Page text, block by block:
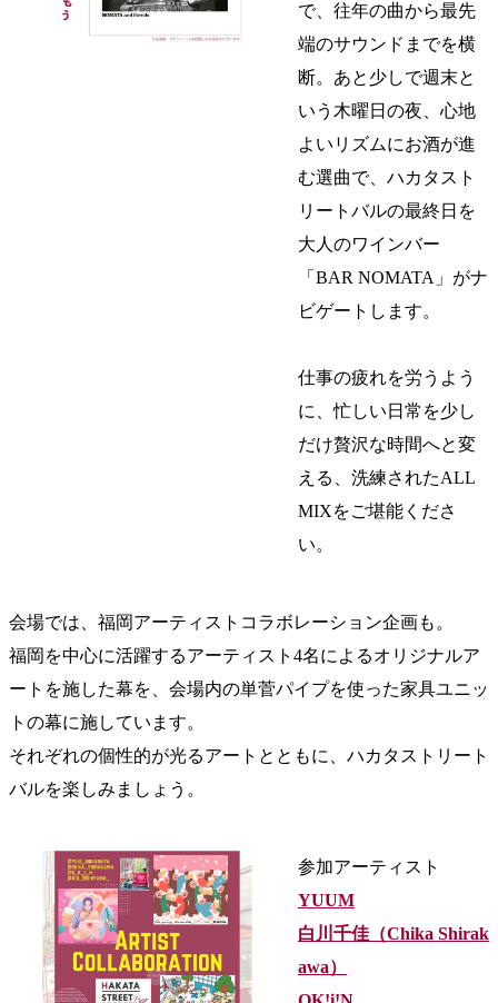
で、往年の曲から最先
端のサウンドまでを横
断。あと少しで週末と
いう木曜日の夜、心地
よいリズムにお酒が進
む選曲で、ハカタスト
リートバルの最終日を
大人のワインバー
「BAR NOMATA」がナ
ビゲートします。
仕事の疲れを労うよう
に、忙しい日常を少し
だけ贅沢な時間へと変
える、洗練されたALL
MIXをご堪能くださ
い。
会場では、福岡アーティストコラボレーション企画も。
福岡を中心に活躍するアーティスト4名によるオリジナルア
ートを施した幕を、会場内の単菅パイプを使った家具ユニッ
トの幕に施しています。
それぞれの個性的が光るアートとともに、ハカタストリート
バルを楽しみましょう。
参加アーティスト
YUUM
白川千佳（Chika Shirak
awa）